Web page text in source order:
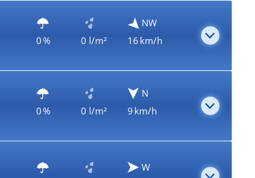
0 % 0 l/m²
NW
16 km/h
0 % 0 l/m²
N
9 km/h
W